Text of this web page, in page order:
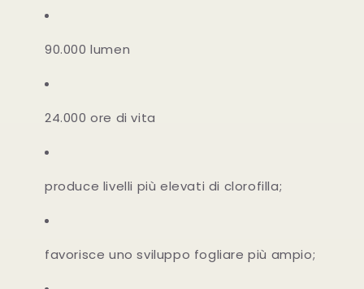
90.000 lumen
24.000 ore di vita
produce livelli più elevati di clorofilla;
favorisce uno sviluppo fogliare più ampio;